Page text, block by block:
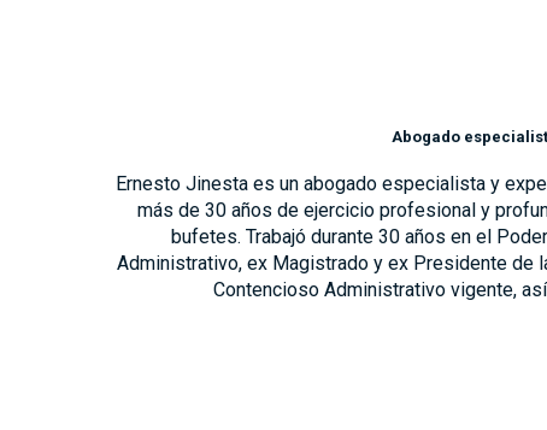
Abogado
Ernesto Jinesta es un abogado especialista y
más de 30 años de ejercicio profesional y
bufetes. Trabajó durante 30 años en el
Administrativo, ex Magistrado y ex Presidente de
Contencioso Administrativo vigente,